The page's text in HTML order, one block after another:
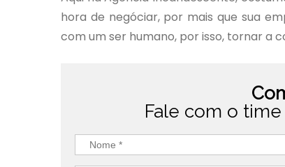
hora de negóciar, por mais que sua
com um ser humano, por isso, tornar a
Fale com o